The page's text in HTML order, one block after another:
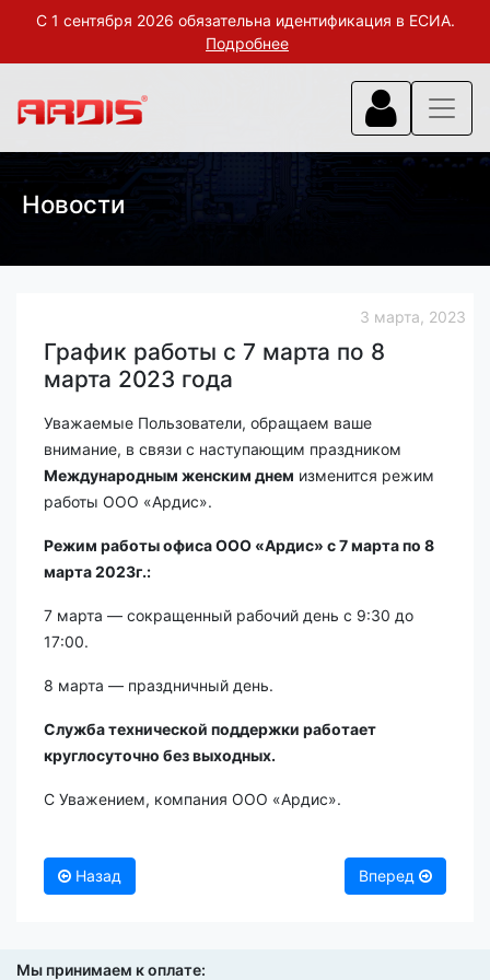
С 1 сентября 2026 обязательна идентификация в ЕСИА.
Подробнее
Новости
3 марта, 2023
График работы с 7 марта по 8
марта 2023 года
Уважаемые Пользователи, обращаем ваше
внимание, в связи с наступающим праздником
Международным женским днем изменится режим
работы ООО «Ардис».
Режим работы офиса ООО «Ардис» с 7 марта по 8
марта 2023г.:
7 марта — сокращенный рабочий день с 9:30 до
17:00.
8 марта — праздничный день.
Служба технической поддержки работает
круглосуточно без выходных.
С Уважением, компания ООО «Ардис».
Назад Вперед
Мы принимаем к оплате: